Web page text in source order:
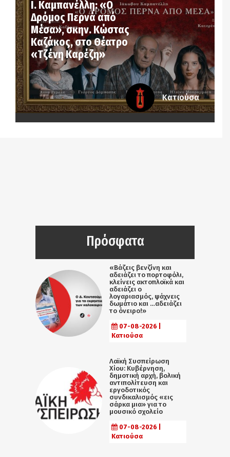
Ι. Καμπανέλλη: «Ο
Δρόμος Περνά από
Μέσα», σκην. Κώστας
Καζάκος, στο Θέατρο
«Τζένη Καρέζη»
Κατιούσα
Πρόσφατα
«Βάζεις βενζίνη και
αδειάζει το πορτοφόλι,
κλείνεις ακτοπλοϊκά και
αδειάζει ο
λογαριασμός, ψάχνεις
δωμάτιο και …αδειάζει
το όνειρο!»
07-08-2026 |
Κατιούσα
Λαϊκή Συσπείρωση
Χίου: Κυβέρνηση,
δημοτική αρχή, βολική
αντιπολίτευση και
εργοδοτικός
συνδικαλισμός «εις
σάρκα μια» για το
μουσικό σχολείο
07-08-2026 |
Κατιούσα